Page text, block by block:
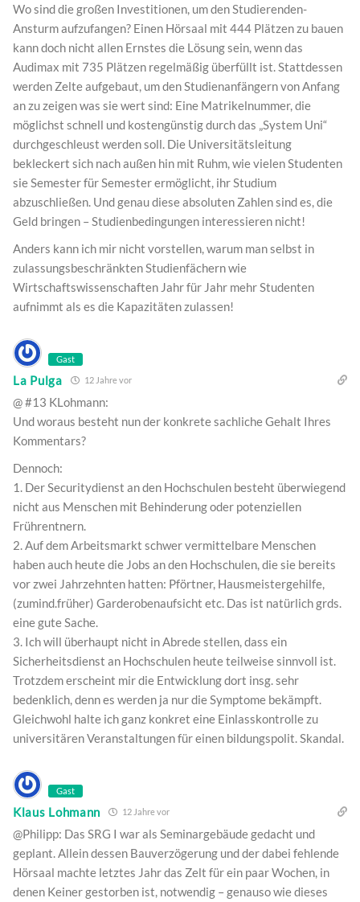
Wo sind die großen Investitionen, um den Studierenden-
Ansturm aufzufangen? Einen Hörsaal mit 444 Plätzen zu bauen
kann doch nicht allen Ernstes die Lösung sein, wenn das
Audimax mit 735 Plätzen regelmäßig überfüllt ist. Stattdessen
werden Zelte aufgebaut, um den Studienanfängern von Anfang
an zu zeigen was sie wert sind: Eine Matrikelnummer, die
möglichst schnell und kostengünstig durch das „System Uni“
durchgeschleust werden soll. Die Universitätsleitung
bekleckert sich nach außen hin mit Ruhm, wie vielen Studenten
sie Semester für Semester ermöglicht, ihr Studium
abzuschließen. Und genau diese absoluten Zahlen sind es, die
Geld bringen – Studienbedingungen interessieren nicht!
Anders kann ich mir nicht vorstellen, warum man selbst in
zulassungsbeschränkten Studienfächern wie
Wirtschaftswissenschaften Jahr für Jahr mehr Studenten
aufnimmt als es die Kapazitäten zulassen!
Gast
La Pulga 12 Jahre vor
@ #13 KLohmann:
Und woraus besteht nun der konkrete sachliche Gehalt Ihres
Kommentars?
Dennoch:
1. Der Securitydienst an den Hochschulen besteht überwiegend
nicht aus Menschen mit Behinderung oder potenziellen
Frührentnern.
2. Auf dem Arbeitsmarkt schwer vermittelbare Menschen
haben auch heute die Jobs an den Hochschulen, die sie bereits
vor zwei Jahrzehnten hatten: Pförtner, Hausmeistergehilfe,
(zumind.früher) Garderobenaufsicht etc. Das ist natürlich grds.
eine gute Sache.
3. Ich will überhaupt nicht in Abrede stellen, dass ein
Sicherheitsdienst an Hochschulen heute teilweise sinnvoll ist.
Trotzdem erscheint mir die Entwicklung dort insg. sehr
bedenklich, denn es werden ja nur die Symptome bekämpft.
Gleichwohl halte ich ganz konkret eine Einlasskontrolle zu
universitären Veranstaltungen für einen bildungspolit. Skandal.
Gast
Klaus Lohmann 12 Jahre vor
@Philipp: Das SRG I war als Seminargebäude gedacht und
geplant. Allein dessen Bauverzögerung und der dabei fehlende
Hörsaal machte letztes Jahr das Zelt für ein paar Wochen, in
denen Keiner gestorben ist, notwendig – genauso wie dieses